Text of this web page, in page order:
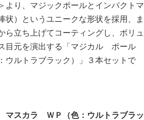
より、マジックポールとインパクトマ
状）というユニークな形状を採用、ま
ら立ち上げてコーティングし、ボリュ
目元を演出する「マジカル ポール
ルトラブラック）」３本セットで
スカラ ＷＰ（色：ウルトラブラッ